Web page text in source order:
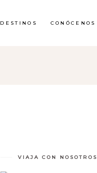
DESTINOS CONÓCENOS
VIAJA CON NOSOTROS